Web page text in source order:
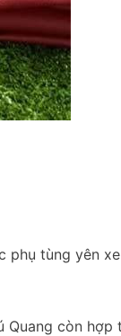
phụ tùng yên
Quang còn